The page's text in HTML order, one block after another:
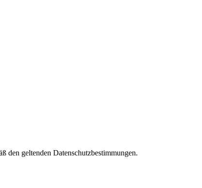
den geltenden Datenschutzbestimmungen.